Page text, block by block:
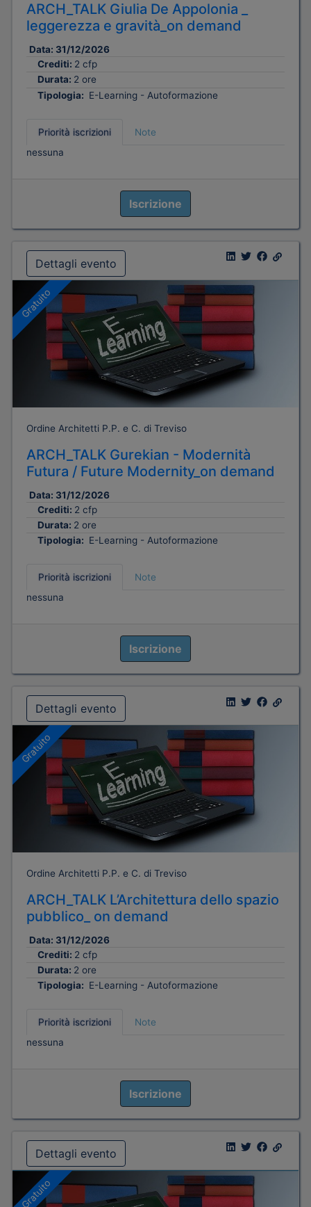
ARCH_TALK Giulia De Appolonia _
leggerezza e gravità_on demand
Data: 31/12/2026
Crediti: 2 cfp
Durata: 2 ore
Tipologia: E-Learning - Autoformazione
Priorità iscrizioni
Note
nessuna
Iscrizione
Dettagli evento
Gratuito
Ordine Architetti P.P. e C. di Treviso
ARCH_TALK Gurekian - Modernità
Futura / Future Modernity_on demand
Data: 31/12/2026
Crediti: 2 cfp
Durata: 2 ore
Tipologia: E-Learning - Autoformazione
Priorità iscrizioni
Note
nessuna
Iscrizione
Dettagli evento
Gratuito
Ordine Architetti P.P. e C. di Treviso
ARCH_TALK L’Architettura dello spazio
pubblico_ on demand
Data: 31/12/2026
Crediti: 2 cfp
Durata: 2 ore
Tipologia: E-Learning - Autoformazione
Priorità iscrizioni
Note
nessuna
Iscrizione
Dettagli evento
Gratuito